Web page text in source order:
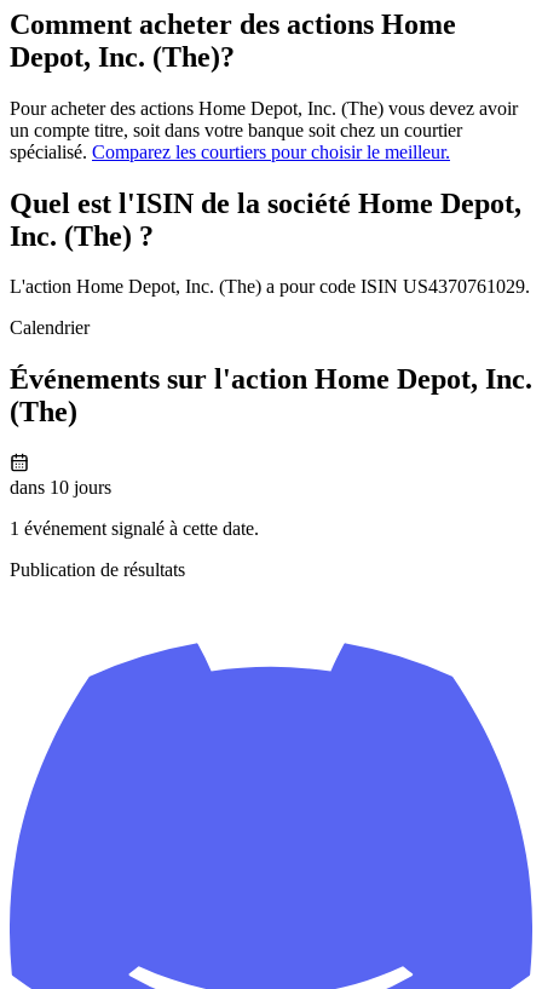
Comment acheter des actions Home
Depot, Inc. (The)?
Pour acheter des actions Home Depot, Inc. (The) vous devez avoir
un compte titre, soit dans votre banque soit chez un courtier
spécialisé. Comparez les courtiers pour choisir le meilleur.
Quel est l'ISIN de la société Home Depot,
Inc. (The) ?
L'action Home Depot, Inc. (The) a pour code ISIN US4370761029.
Calendrier
Événements sur l'action Home Depot, Inc.
(The)
dans 10 jours
1 événement signalé à cette date.
Publication de résultats